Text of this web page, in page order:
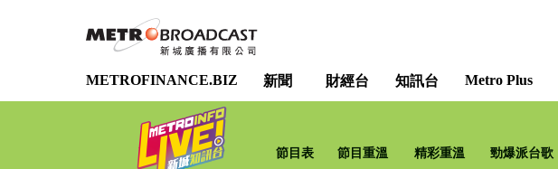
METROFINANCE.BIZ 新聞 財經台 知訊台 Metro Plus
節目表 節目重溫 精彩重溫 勁爆派台歌